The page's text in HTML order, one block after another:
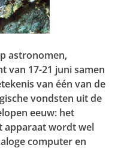
astronomen,
van 17-21 juni samen
van één van de
vondsten uit de
eeuw: het
apparaat wordt wel
computer en